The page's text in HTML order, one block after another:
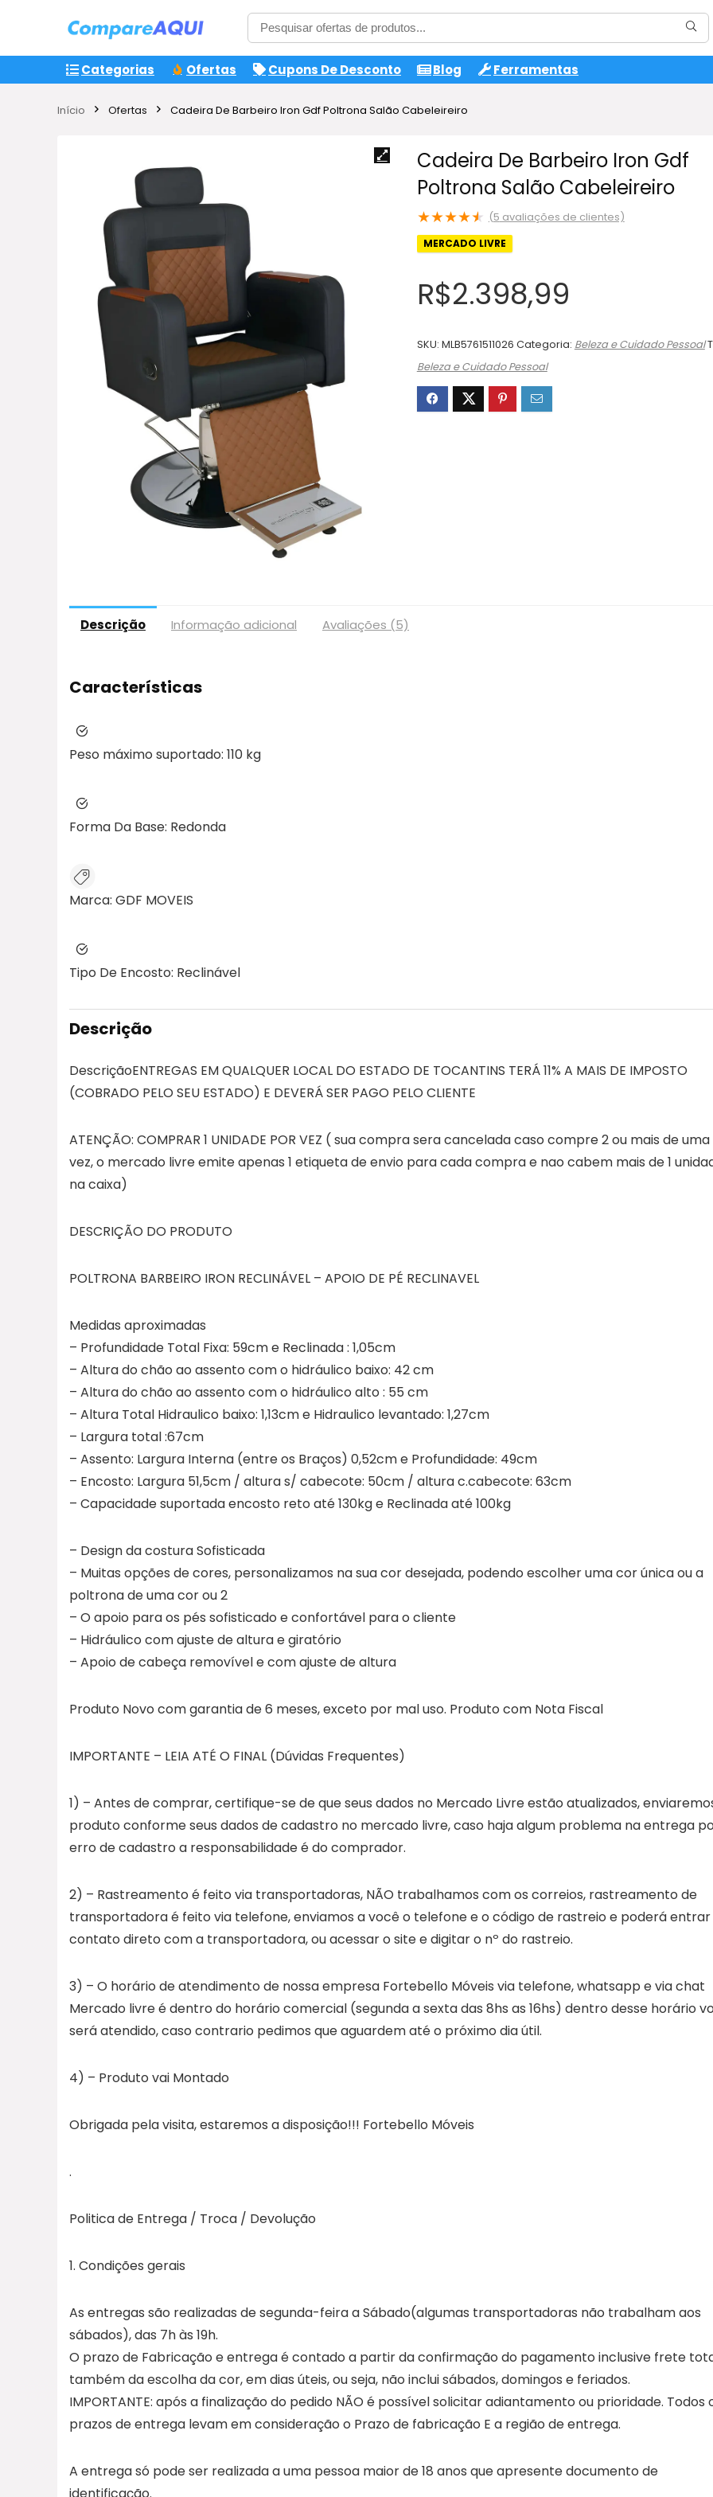
Categorias Ofertas Cupons De Desconto Blog Ferramentas
Início Ofertas Cadeira De Barbeiro Iron Gdf Poltrona Salão Cabeleireiro
Cadeira De Barbeiro Iron Gdf
Poltrona Salão Cabeleireiro
★★★★★ (5 avaliações de clientes)
MERCADO LIVRE
R$2.398,99
SKU: MLB5761511026 Categoria: Beleza e Cuidado Pessoal
Beleza e Cuidado Pessoal
Descrição Informação adicional Avaliações (5)
Características
Peso máximo suportado: 110 kg
Forma Da Base: Redonda
Marca: GDF MOVEIS
Tipo De Encosto: Reclinável
Descrição
DescriçãoENTREGAS EM QUALQUER LOCAL DO ESTADO DE TOCANTINS TERÁ 11% A MAIS DE IMPOSTO
(COBRADO PELO SEU ESTADO) E DEVERÁ SER PAGO PELO CLIENTE
ATENÇÃO: COMPRAR 1 UNIDADE POR VEZ ( sua compra sera cancelada caso compre 2 ou mais de uma
vez, o mercado livre emite apenas 1 etiqueta de envio para cada compra e nao cabem mais de 1
na caixa)
DESCRIÇÃO DO PRODUTO
POLTRONA BARBEIRO IRON RECLINÁVEL – APOIO DE PÉ RECLINAVEL
Medidas aproximadas
– Profundidade Total Fixa: 59cm e Reclinada : 1,05cm
– Altura do chão ao assento com o hidráulico baixo: 42 cm
– Altura do chão ao assento com o hidráulico alto : 55 cm
– Altura Total Hidraulico baixo: 1,13cm e Hidraulico levantado: 1,27cm
– Largura total :67cm
– Assento: Largura Interna (entre os Braços) 0,52cm e Profundidade: 49cm
– Encosto: Largura 51,5cm / altura s/ cabecote: 50cm / altura c.cabecote: 63cm
– Capacidade suportada encosto reto até 130kg e Reclinada até 100kg
– Design da costura Sofisticada
– Muitas opções de cores, personalizamos na sua cor desejada, podendo escolher uma cor única ou a
poltrona de uma cor ou 2
– O apoio para os pés sofisticado e confortável para o cliente
– Hidráulico com ajuste de altura e giratório
– Apoio de cabeça removível e com ajuste de altura
Produto Novo com garantia de 6 meses, exceto por mal uso. Produto com Nota Fiscal
IMPORTANTE – LEIA ATÉ O FINAL (Dúvidas Frequentes)
1) – Antes de comprar, certifique-se de que seus dados no Mercado Livre estão atualizados,
produto conforme seus dados de cadastro no mercado livre, caso haja algum problema na entrega
erro de cadastro a responsabilidade é do comprador.
2) – Rastreamento é feito via transportadoras, NÃO trabalhamos com os correios, rastreamento de
transportadora é feito via telefone, enviamos a você o telefone e o código de rastreio e poderá
contato direto com a transportadora, ou acessar o site e digitar o nº do rastreio.
3) – O horário de atendimento de nossa empresa Fortebello Móveis via telefone, whatsapp e via chat
Mercado livre é dentro do horário comercial (segunda a sexta das 8hs as 16hs) dentro desse horário
será atendido, caso contrario pedimos que aguardem até o próximo dia útil.
4) – Produto vai Montado
Obrigada pela visita, estaremos a disposição!!! Fortebello Móveis
.
Politica de Entrega / Troca / Devolução
1. Condições gerais
As entregas são realizadas de segunda-feira a Sábado(algumas transportadoras não trabalham aos
sábados), das 7h às 19h.
O prazo de Fabricação e entrega é contado a partir da confirmação do pagamento inclusive frete
também da escolha da cor, em dias úteis, ou seja, não inclui sábados, domingos e feriados.
IMPORTANTE: após a finalização do pedido NÃO é possível solicitar adiantamento ou prioridade. Todos
prazos de entrega levam em consideração o Prazo de fabricação E a região de entrega.
A entrega só pode ser realizada a uma pessoa maior de 18 anos que apresente documento de